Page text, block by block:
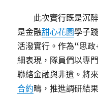
此次實行既是沉
是金融甜心花園學子
活潑實行。作為“思
細表現，隊員們以專
聯絡金融與非遺。將
合約疇，推進調研結